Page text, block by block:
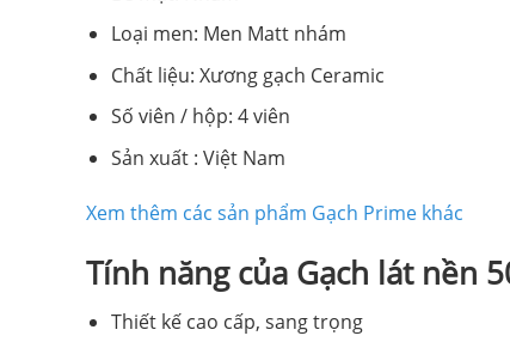
Loại men: Men Matt nhám
Chất liệu: Xương gạch Ceramic
Số viên / hộp: 4 viên
Sản xuất : Việt Nam
Xem thêm các sản phẩm Gạch Prime khác
Tính năng của Gạch lát nền
Thiết kế cao cấp, sang trọng